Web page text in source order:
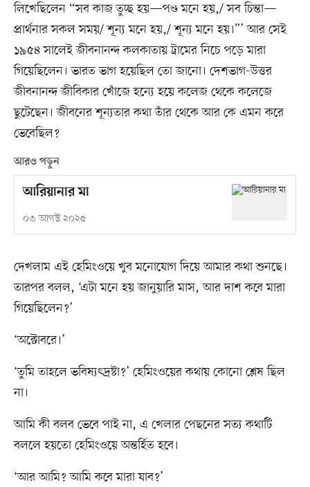
লিখেছিলেন “সব কাজ তুচ্ছ হয়—পণ্ড মনে হয়,/ সব চিন্তা—
প্রার্থনার সকল সময়/ শূন্য মনে হয়,/ শূন্য মনে হয়।”’ আর সেই
১৯৫৪ সালেই জীবনানন্দ কলকাতায় ট্রামের নিচে পড়ে মারা
গিয়েছিলেন। ভারত ভাগ হয়েছিল তো জানো। দেশভাগ-উত্তর
জীবনানন্দ জীবিকার খোঁজে হন্যে হয়ে কলেজ থেকে কলেজে
ছুটেছেন। জীবনের শূন্যতার কথা তাঁর থেকে আর কে এমন করে
ভেবেছিল?
আরও পড়ুন
আরিয়ানার মা
০৩ আগস্ট ২০২৫
দেখলাম এই হেমিংওয়ে খুব মনোযোগ দিয়ে আমার কথা শুনছে।
তারপর বলল, ‘এটা মনে হয় জানুয়ারি মাস, আর দাশ কবে মারা
গিয়েছিলেন?’
‘অক্টোবরে।’
‘তুমি তাহলে ভবিষ্যৎদ্রষ্টা?’ হেমিংওয়ের কথায় কোনো শ্লেষ ছিল
না।
আমি কী বলব ভেবে পাই না, এ খেলার পেছনের সত্য কথাটি
বললে হয়তো হেমিংওয়ে অন্তর্হিত হবে।
‘আর আমি? আমি কবে মারা যাব?’